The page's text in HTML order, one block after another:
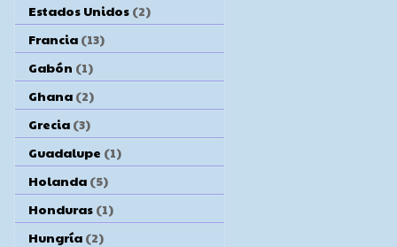
Estados Unidos (2)
Francia (13)
Gabón (1)
Ghana (2)
Grecia (3)
Guadalupe (1)
Holanda (5)
Honduras (1)
Hungría (2)